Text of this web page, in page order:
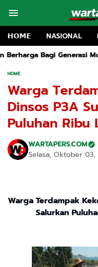
𝗛𝗢𝗠𝗘 NASIONAL
Muda” Pemkab Lembata
HOME
Warga
Dinsos P3A
Puluhan
WARTAPERS.COM
Selasa, Oktober 03,
Warga Terdampak
Salurkan